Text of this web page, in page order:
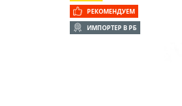
РЕКОМЕНДУЕМ
ИМПОРТЕР В РБ